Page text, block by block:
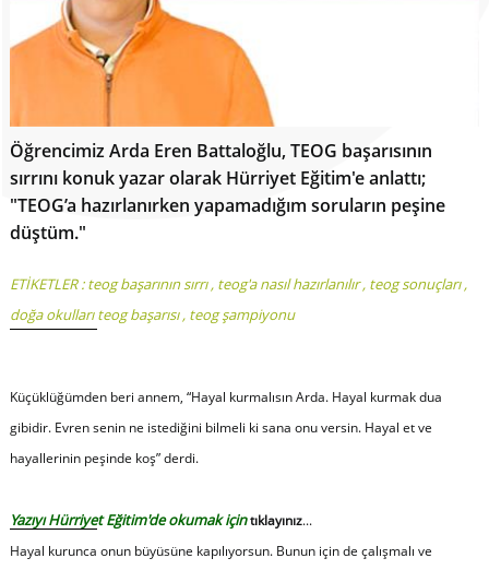
Öğrencimiz Arda Eren Battaloğlu, TEOG başarısının
sırrını konuk yazar olarak Hürriyet Eğitim'e anlattı;
"TEOG’a hazırlanırken yapamadığım soruların peşine
düştüm."
ETİKETLER :teog başarının sırrı, teog'a nasıl hazırlanılır, teog sonuçları,
doğa okulları teog başarısı, teog şampiyonu
Küçüklüğümden beri annem, “Hayal kurmalısın Arda. Hayal kurmak dua
gibidir. Evren senin ne istediğini bilmeli ki sana onu versin. Hayal et ve
hayallerinin peşinde koş” derdi.
Yazıyı Hürriyet Eğitim'de okumak içintıklayınız...
Hayal kurunca onun büyüsüne kapılıyorsun. Bunun için de çalışmalı ve